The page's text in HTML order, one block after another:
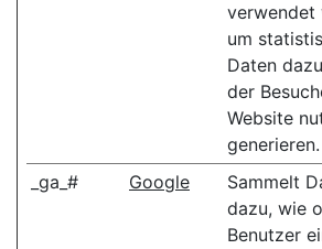
verwendet
um
Daten
der
Website
generieren.
_ga_# Google
Sammelt
dazu, wie
Benutzer